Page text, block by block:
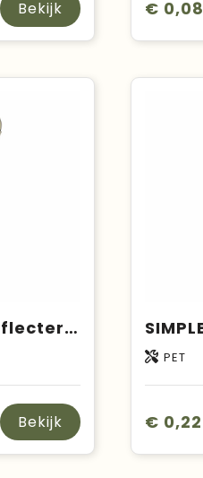
Bekijk € 0,08
KEYFLECT - Reflecterende PVC hanger
Bekijk
PET
€ 0,22